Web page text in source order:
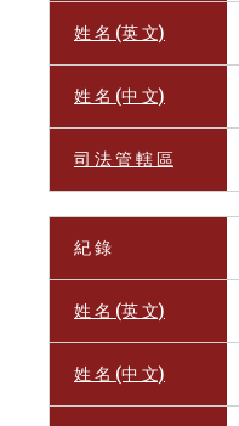
姓 名 (英 文)
姓 名 (中 文)
司 法 管 轄 區
紀 錄
姓 名 (英 文)
姓 名 (中 文)